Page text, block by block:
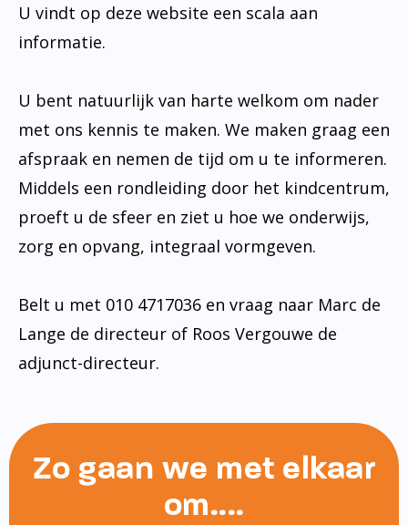
U vindt op deze website een scala aan
informatie.
U bent natuurlijk van harte welkom om nader
met ons kennis te maken. We maken graag een
afspraak en nemen de tijd om u te informeren.
Middels een rondleiding door het kindcentrum,
proeft u de sfeer en ziet u hoe we onderwijs,
zorg en opvang, integraal vormgeven.
Belt u met 010 4717036 en vraag naar Marc de
Lange de directeur of Roos Vergouwe de
adjunct-directeur.
Zo gaan we met elkaar
om....